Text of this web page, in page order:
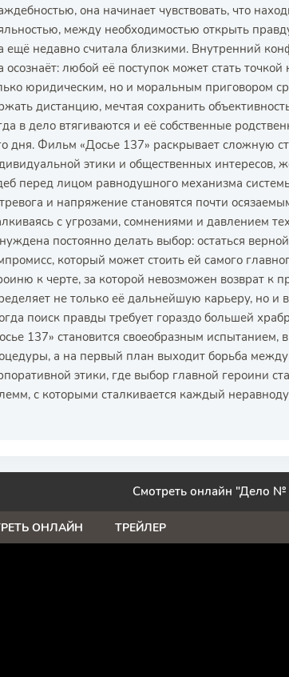
она начинает чувствовать, что
между необходимостью открыть
ещё недавно считала близкими. Внутренний
осознаёт: любой её поступок может стать
юридическим, но и моральным приговором
дистанцию, мечтая сохранить
в дело втягиваются и её собственные
дня. Фильм «Досье 137» раскрывает сложную
этики и общественных интересов,
перед лицом равнодушного механизма
и напряжение становятся почти
с угрозами, сомнениями и давлением
постоянно делать выбор: остаться
который может стоить ей самого
к черте, за которой невозможен возврат
не только её дальнейшую карьеру, но и
поиск правды требует гораздо большей
137» становится своеобразным
а на первый план выходит борьба
этики, где выбор главной героини
с которыми сталкивается каждый
Смотреть онлайн "Дело №
ОНЛАЙН ТРЕЙЛЕР